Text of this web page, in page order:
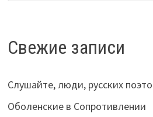
Свежие записи
Слушайте, люди, русских
Оболенские в Сопротивлении